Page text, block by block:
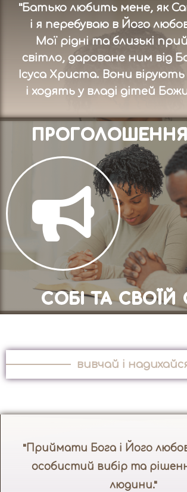
"Батько любить мене, як
і я перебуваю в Його
Мої рідні та близькі
світло, дароване ним від
Ісуса Христа. Вони вірують
і ходять у владі дітей
ПРОГОЛОШЕННЯ
СОБІ ТА СВОЇЙ
вивчай і
"Приймати Бога і Його
особистий вибір та
людини."